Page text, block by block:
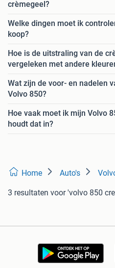
crèmegeel?
Welke dingen moet ik
koop?
Hoe is de uitstraling van de
vergeleken met andere
Wat zijn de voor- en nadelen
Volvo 850?
Hoe vaak moet ik mijn Volvo
houdt dat in?
Home Auto's
3 resultaten voor 'volvo 850